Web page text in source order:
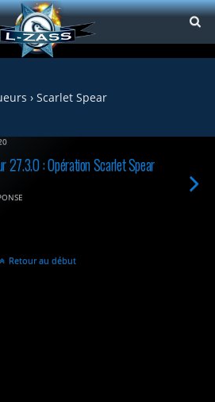
› Scarlet Spear
27.3.0 : Opération Scarlet Spear
Retour au début